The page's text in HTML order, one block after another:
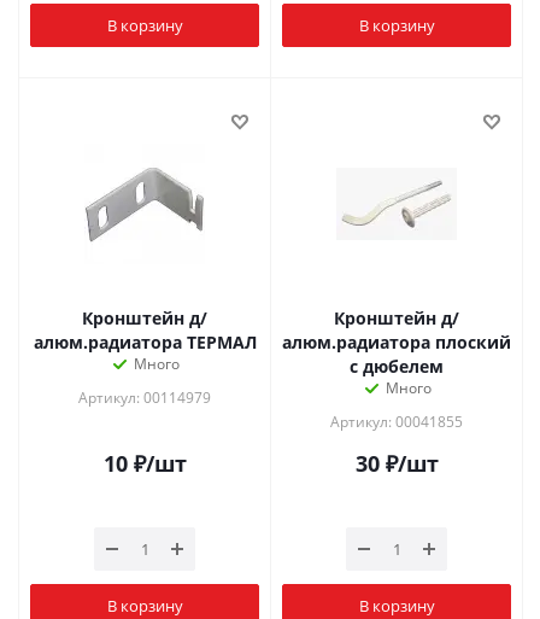
В корзину В корзину
Кронштейн д/
алюм.радиатора ТЕРМАЛ
Много
Артикул: 00114979
10₽/шт
В корзину
Кронштейн д/
алюм.радиатора плоский
с дюбелем
Много
Артикул: 00041855
30₽/шт
В корзину